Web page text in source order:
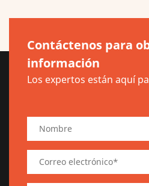
Contáctenos para
información
Los expertos están aquí